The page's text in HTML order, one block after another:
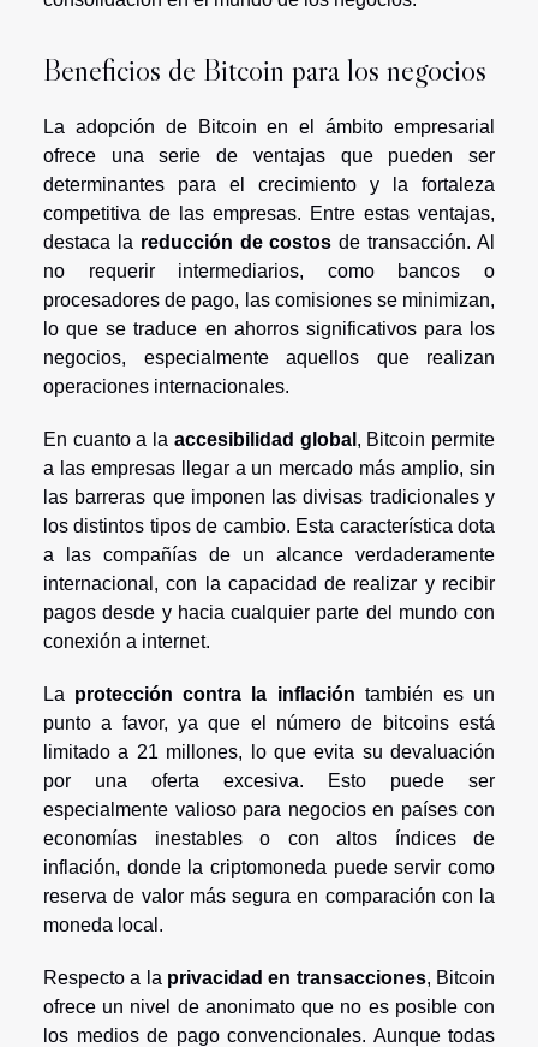
Beneficios de Bitcoin para los negocios
La adopción de Bitcoin en el ámbito empresarial
ofrece una serie de ventajas que pueden ser
determinantes para el crecimiento y la fortaleza
competitiva de las empresas. Entre estas ventajas,
destaca la reducción de costos de transacción. Al
no requerir intermediarios, como bancos o
procesadores de pago, las comisiones se minimizan,
lo que se traduce en ahorros significativos para los
negocios, especialmente aquellos que realizan
operaciones internacionales.
En cuanto a la accesibilidad global , Bitcoin permite
a las empresas llegar a un mercado más amplio, sin
las barreras que imponen las divisas tradicionales y
los distintos tipos de cambio. Esta característica dota
a las compañías de un alcance verdaderamente
internacional, con la capacidad de realizar y recibir
pagos desde y hacia cualquier parte del mundo con
conexión a internet.
La protección contra la inflación también es un
punto a favor, ya que el número de bitcoins está
limitado a 21 millones, lo que evita su devaluación
por una oferta excesiva. Esto puede ser
especialmente valioso para negocios en países con
economías inestables o con altos índices de
inflación, donde la criptomoneda puede servir como
reserva de valor más segura en comparación con la
moneda local.
Respecto a la privacidad en transacciones, Bitcoin
ofrece un nivel de anonimato que no es posible con
los medios de pago convencionales. Aunque todas